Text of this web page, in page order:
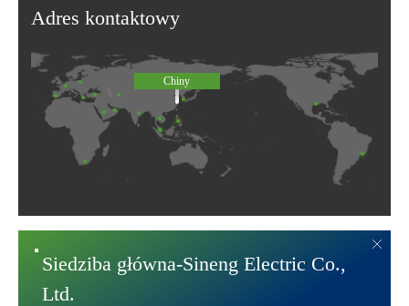
Adres kontaktowy
Chiny
Siedziba główna-Sineng Electric Co.,
Ltd.